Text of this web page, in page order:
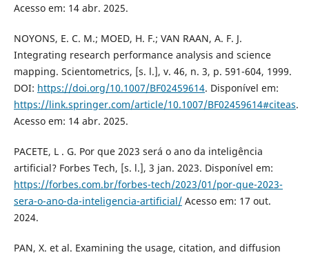
Acesso em: 14 abr. 2025.
NOYONS, E. C. M.; MOED, H. F.; VAN RAAN, A. F. J.
Integrating research performance analysis and science
mapping. Scientometrics, [s. l.], v. 46, n. 3, p. 591-604, 1999.
DOI: https://doi.org/10.1007/BF02459614. Disponível em:
https://link.springer.com/article/10.1007/BF02459614#citeas.
Acesso em: 14 abr. 2025.
PACETE, L . G. Por que 2023 será o ano da inteligência
artificial? Forbes Tech, [s. l.], 3 jan. 2023. Disponível em:
https://forbes.com.br/forbes-tech/2023/01/por-que-2023-
sera-o-ano-da-inteligencia-artificial/Acesso em: 17 out.
2024.
PAN, X. et al. Examining the usage, citation, and diffusion